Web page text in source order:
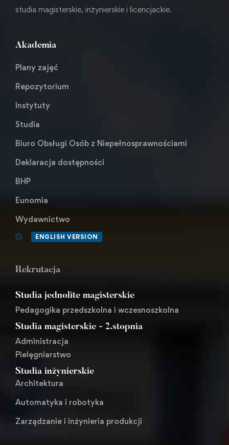
studia magisterskie, inżynierskie i licencjackie.
Akademia
Plany zajęć
Repozytorium
Instytuty
Studia
Biuro Obsługi Osób z Niepełnosprawnościami
Deklaracja dostępności
BHP
Eunomia
Wydawnictwo
ENGLISH VERSION
Rekrutacja
Studia jednolite magisterskie
Pedagogika przedszkolna i wczesnoszkolna
Studia magisterskie - 2.stopnia
Administracja
Pielęgniarstwo
Studia inżynierskie
Architektura
Automatyka i robotyka
Zarządzanie i inżynieria produkcji